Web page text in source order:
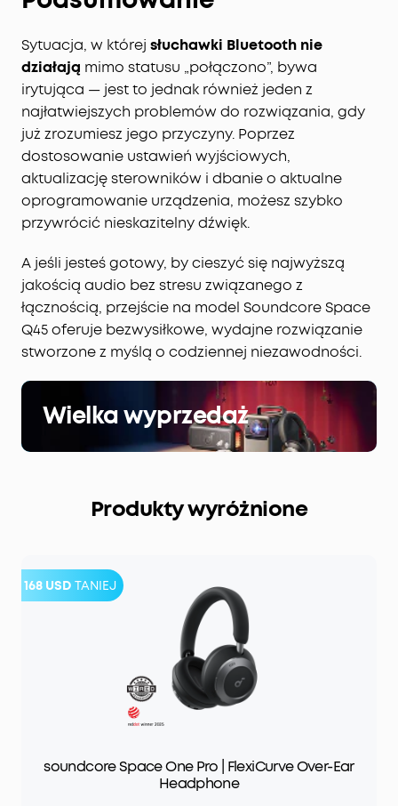
Sytuacja, w której słuchawki Bluetooth nie
działają mimo statusu „połączono”, bywa
irytująca — jest to jednak również jeden z
najłatwiejszych problemów do rozwiązania, gdy
już zrozumiesz jego przyczyny. Poprzez
dostosowanie ustawień wyjściowych,
aktualizację sterowników i dbanie o aktualne
oprogramowanie urządzenia, możesz szybko
przywrócić nieskazitelny dźwięk.
A jeśli jesteś gotowy, by cieszyć się najwyższą
jakością audio bez stresu związanego z
łącznością, przejście na model Soundcore Space
Q45 oferuje bezwysiłkowe, wydajne rozwiązanie
stworzone z myślą o codziennej niezawodności.
Wielka wyprzedaż
Produkty wyróżnione
168 USD TANIEJ
soundcore Space One Pro | FlexiCurve Over-Ear
Headphone